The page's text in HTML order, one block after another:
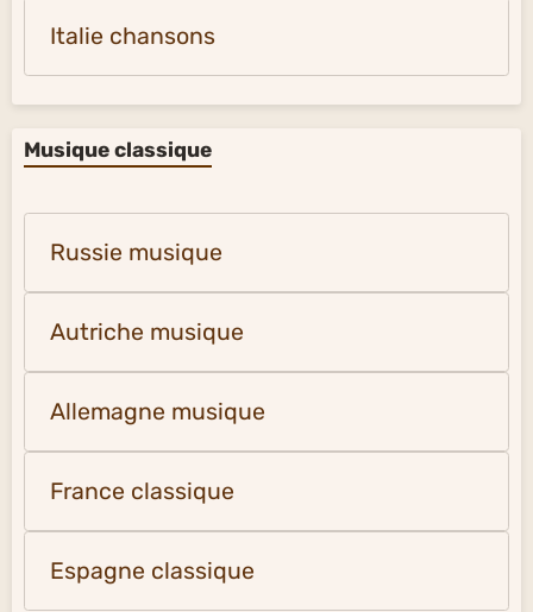
Italie chansons
Musique classique
Russie musique
Autriche musique
Allemagne musique
France classique
Espagne classique